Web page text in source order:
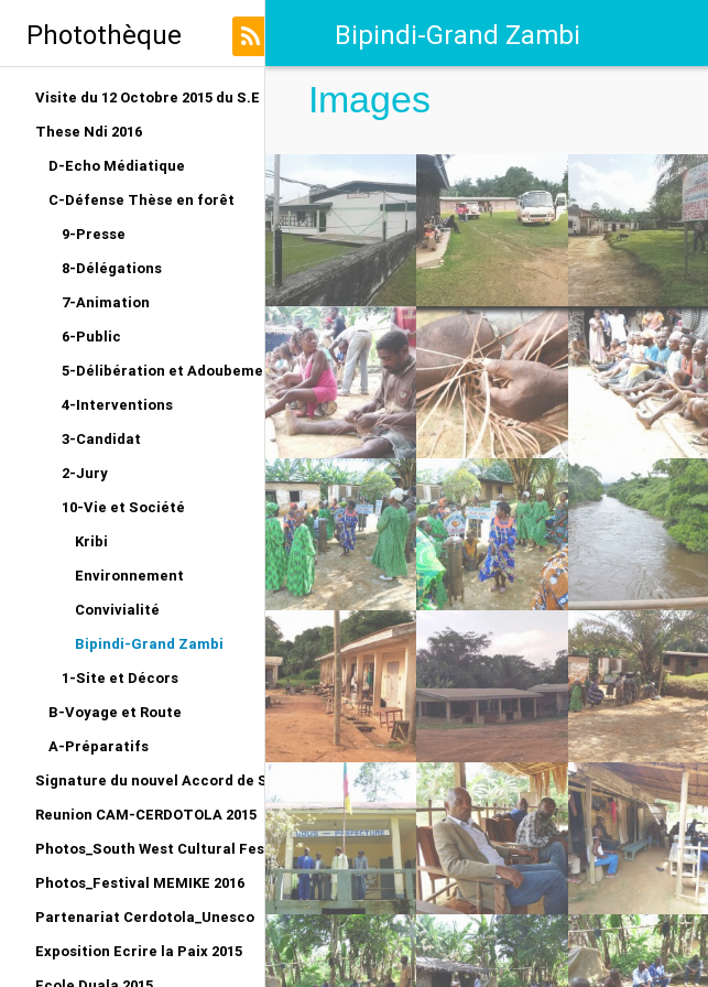
Photothèque
Visite du 12 Octobre 2015 du S.E au LRO
These Ndi 2016
D-Echo Médiatique
C-Défense Thèse en forêt
9-Presse
8-Délégations
7-Animation
6-Public
5-Délibération et Adoubement
4-Interventions
3-Candidat
2-Jury
10-Vie et Société
Kribi
Environnement
Convivialité
Bipindi-Grand Zambi
1-Site et Décors
B-Voyage et Route
A-Préparatifs
Signature du nouvel Accord de Siège CERDOTOLA
Reunion CAM-CERDOTOLA 2015
Photos_South West Cultural Festival_Kumba 2015
Photos_Festival MEMIKE 2016
Partenariat Cerdotola_Unesco
Exposition Ecrire la Paix 2015
Bipindi-Grand Zambi
Images